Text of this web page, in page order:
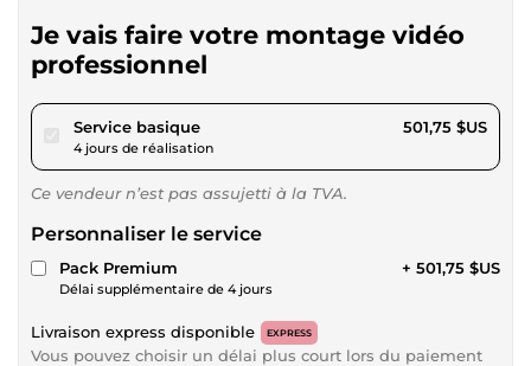
Je vais faire votre montage vidéo
professionnel
Service basiquepour 462,44 $US
4 jours de réalisation
501,75 $US
Ce vendeur n’est pas assujetti à la TVA.
Personnaliser le service
Pack Premium
Délai supplémentaire de 4 jours
+ 501,75 $US
Livraison express disponible EXPRESS
Vous pouvez choisir un délai plus court lors du paiement